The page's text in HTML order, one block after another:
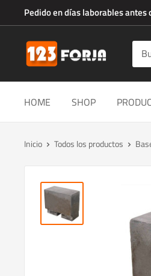
directamente
contenido
Pedido en días laborables antes
123forja.es
HOME SHOP
Inicio Todos los productos